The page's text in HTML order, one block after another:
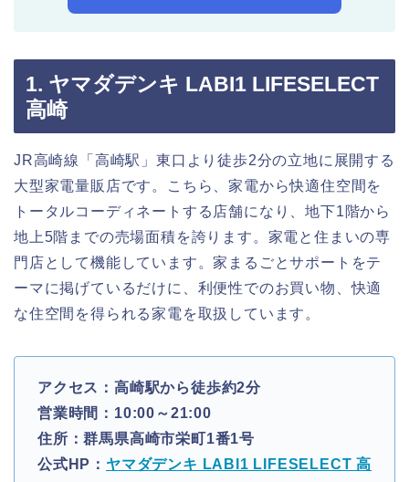
1. ヤマダデンキ LABI1 LIFESELECT
高崎
JR高崎線「高崎駅」東口より徒歩2分の立地に展開する
大型家電量販店です。こちら、家電から快適住空間を
トータルコーディネートする店舗になり、地下1階から
地上5階までの売場面積を誇ります。家電と住まいの専
門店として機能しています。家まるごとサポートをテ
ーマに掲げているだけに、利便性でのお買い物、快適
な住空間を得られる家電を取扱しています。
アクセス：高崎駅から徒歩約2分
営業時間：10:00～21:00
住所：群馬県高崎市栄町1番1号
公式HP： ヤマダデンキ LABI1 LIFESELECT 高